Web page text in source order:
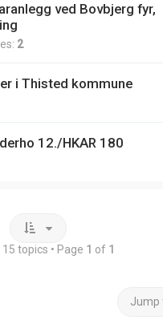
ved Bovbjerg fyr,
2
i Thisted kommune
12./HKAR 180
15 topics • Page 1 of 1
Jump